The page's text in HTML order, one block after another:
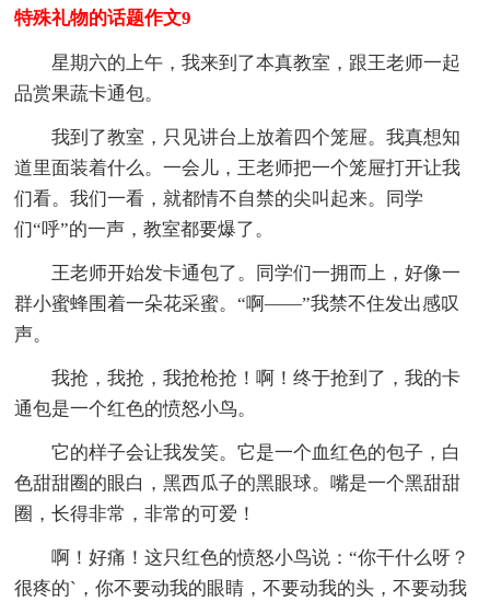
特殊礼物的话题作文9
星期六的上午，我来到了本真教室，跟王老师一起
品赏果蔬卡通包。
我到了教室，只见讲台上放着四个笼屉。我真想知
道里面装着什么。一会儿，王老师把一个笼屉打开让我
们看。我们一看，就都情不自禁的尖叫起来。同学
们“呼”的一声，教室都要爆了。
王老师开始发卡通包了。同学们一拥而上，好像一
群小蜜蜂围着一朵花采蜜。“啊——”我禁不住发出感叹
声。
我抢，我抢，我抢枪抢！啊！终于抢到了，我的卡
通包是一个红色的愤怒小鸟。
它的样子会让我发笑。它是一个血红色的包子，白
色甜甜圈的眼白，黑西瓜子的黑眼球。嘴是一个黑甜甜
圈，长得非常，非常的可爱！
啊！好痛！这只红色的愤怒小鸟说：“你干什么呀？
很疼的`，你不要动我的眼睛，不要动我的头，不要动我